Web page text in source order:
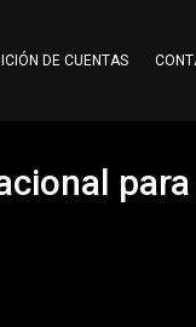
DE CUENTAS